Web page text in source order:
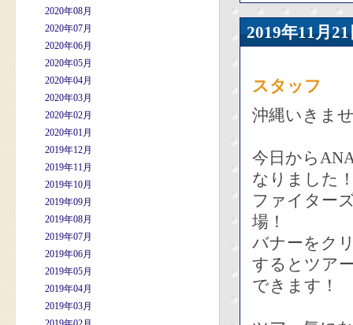
2020年08月
2020年07月
2020年06月
2020年05月
2020年04月
2020年03月
2020年02月
2020年01月
2019年12月
2019年11月
2019年10月
2019年09月
2019年08月
2019年07月
2019年06月
2019年05月
2019年04月
2019年03月
2019年11
スタッフ
沖縄いきま
今日から
なりました
ファイター
場！
バナーをク
するとツア
できます！